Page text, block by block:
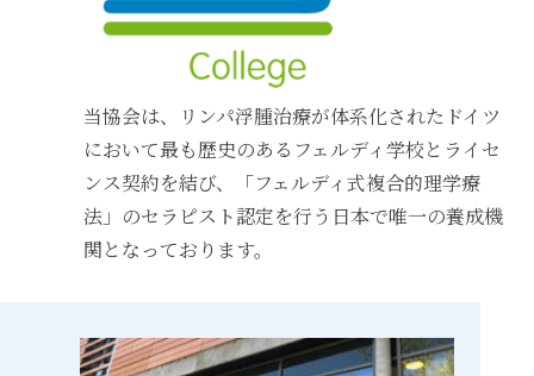
当協会は、リンパ浮腫治療が体系化されたドイツ
において最も歴史のあるフェルディ学校とライセ
ンス契約を結び、「フェルディ式複合的理学療
法」のセラピスト認定を行う日本で唯一の養成機
関となっております。